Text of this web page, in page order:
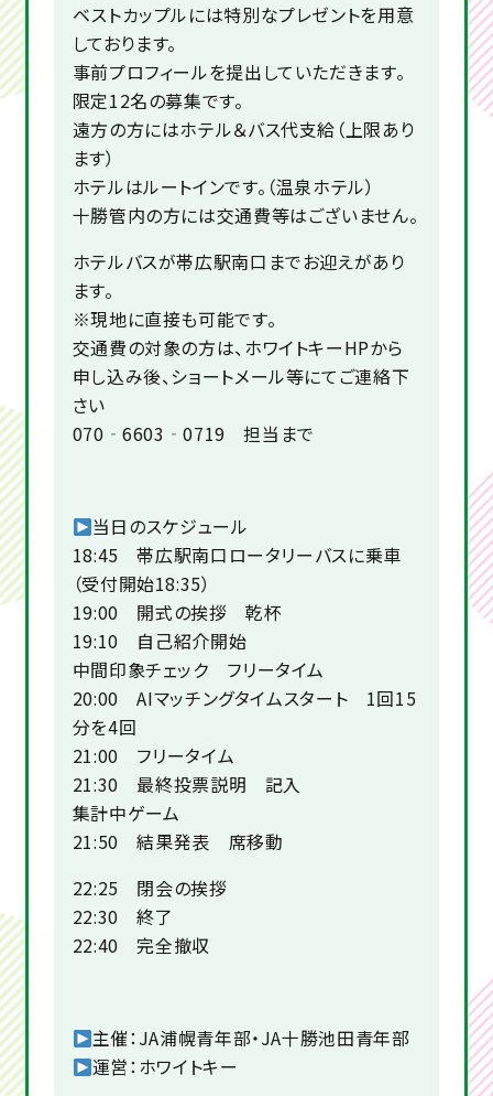
ベストカップルには特別なプレゼントを用意
しております。
事前プロフィールを提出していただきます。
限定12名の募集です。
遠方の方にはホテル＆バス代支給（上限あり
ます）
ホテルはルートインです。（温泉ホテル）
十勝管内の方には交通費等はございません。
ホテルバスが帯広駅南口までお迎えがあり
ます。
※現地に直接も可能です。
交通費の対象の方は、ホワイトキーHPから
申し込み後、ショートメール等にてご連絡下
さい
070‐6603‐0719 担当まで
当日のスケジュール
18:45 帯広駅南口ロータリーバスに乗車
（受付開始18:35）
19:00 開式の挨拶 乾杯
19:10 自己紹介開始
中間印象チェック フリータイム
20:00 AIマッチングタイムスタート 1回15
分を4回
21:00 フリータイム
21:30 最終投票説明 記入
集計中ゲーム
21:50 結果発表 席移動
22:25 閉会の挨拶
22:30 終了
22:40 完全撤収
主催：JA浦幌青年部・JA十勝池田青年部
運営：ホワイトキー